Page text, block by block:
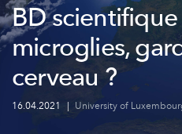
BD scientifique
microglies,
cerveau ?
16.04.2021 | University of